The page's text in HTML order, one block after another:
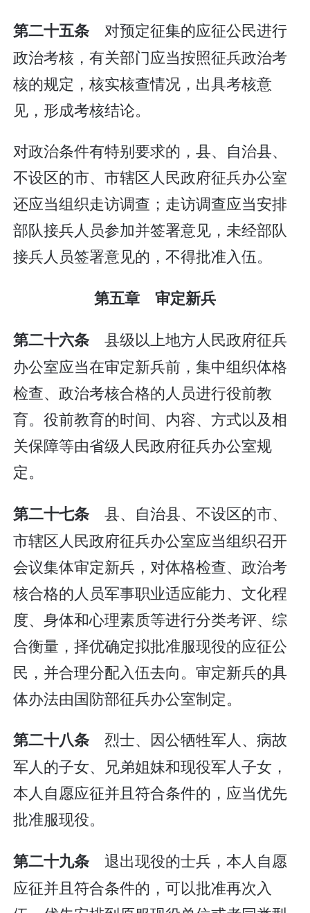
第二十五条 对预定征集的应征公民进行
政治考核，有关部门应当按照征兵政治考
核的规定，核实核查情况，出具考核意
见，形成考核结论。
对政治条件有特别要求的，县、自治县、
不设区的市、市辖区人民政府征兵办公室
还应当组织走访调查；走访调查应当安排
部队接兵人员参加并签署意见，未经部队
接兵人员签署意见的，不得批准入伍。
第五章 审定新兵
第二十六条 县级以上地方人民政府征兵
办公室应当在审定新兵前，集中组织体格
检查、政治考核合格的人员进行役前教
育。役前教育的时间、内容、方式以及相
关保障等由省级人民政府征兵办公室规
定。
第二十七条 县、自治县、不设区的市、
市辖区人民政府征兵办公室应当组织召开
会议集体审定新兵，对体格检查、政治考
核合格的人员军事职业适应能力、文化程
度、身体和心理素质等进行分类考评、综
合衡量，择优确定拟批准服现役的应征公
民，并合理分配入伍去向。审定新兵的具
体办法由国防部征兵办公室制定。
第二十八条 烈士、因公牺牲军人、病故
军人的子女、兄弟姐妹和现役军人子女，
本人自愿应征并且符合条件的，应当优先
批准服现役。
第二十九条 退出现役的士兵，本人自愿
应征并且符合条件的，可以批准再次入